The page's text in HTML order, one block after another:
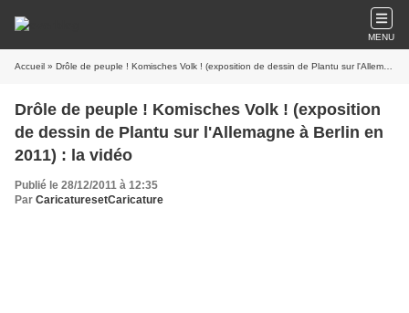
MENU
Accueil » Drôle de peuple ! Komisches Volk ! (exposition de dessin de Plantu sur l'Allemagne à Berlin en 2011) : la vidéo
Drôle de peuple ! Komisches Volk ! (exposition
de dessin de Plantu sur l'Allemagne à Berlin en
2011) : la vidéo
Publié le 28/12/2011 à 12:35
Par CaricaturesetCaricature